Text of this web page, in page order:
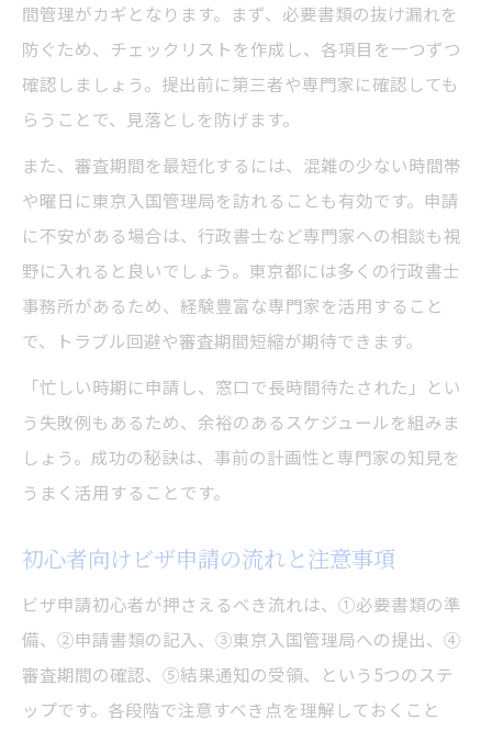
間管理がカギとなります。まず、必要書類の抜け漏れを
防ぐため、チェックリストを作成し、各項目を一つずつ
確認しましょう。提出前に第三者や専門家に確認しても
らうことで、見落としを防げます。
また、審査期間を最短化するには、混雑の少ない時間帯
や曜日に東京入国管理局を訪れることも有効です。申請
に不安がある場合は、行政書士など専門家への相談も視
野に入れると良いでしょう。東京都には多くの行政書士
事務所があるため、経験豊富な専門家を活用すること
で、トラブル回避や審査期間短縮が期待できます。
「忙しい時期に申請し、窓口で長時間待たされた」とい
う失敗例もあるため、余裕のあるスケジュールを組みま
しょう。成功の秘訣は、事前の計画性と専門家の知見を
うまく活用することです。
初心者向けビザ申請の流れと注意事項
ビザ申請初心者が押さえるべき流れは、①必要書類の準
備、②申請書類の記入、③東京入国管理局への提出、④
審査期間の確認、⑤結果通知の受領、という5つのステ
ップです。各段階で注意すべき点を理解しておくこと